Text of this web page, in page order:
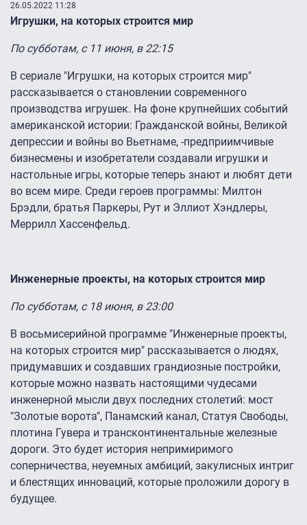
26.05.2022 11:28
Игрушки, на которых строится мир
По субботам, с 11 июня, в 22:15
В сериале "Игрушки, на которых строится мир"
рассказывается о становлении современного
производства игрушек. На фоне крупнейших событий
американской истории: Гражданской войны, Великой
депрессии и войны во Вьетнаме, -предприимчивые
бизнесмены и изобретатели создавали игрушки и
настольные игры, которые теперь знают и любят дети
во всем мире. Среди героев программы: Милтон
Брэдли, братья Паркеры, Рут и Эллиот Хэндлеры,
Меррилл Хассенфельд.
Инженерные проекты, на которых строится мир
По субботам, с 18 июня, в 23:00
В восьмисерийной программе "Инженерные проекты,
на которых строится мир" рассказывается о людях,
придумавших и создавших грандиозные постройки,
которые можно назвать настоящими чудесами
инженерной мысли двух последних столетий: мост
"Золотые ворота", Панамский канал, Статуя Свободы,
плотина Гувера и трансконтинентальные железные
дороги. Это будет история непримиримого
соперничества, неуемных амбиций, закулисных интриг
и блестящих инноваций, которые проложили дорогу в
будущее.